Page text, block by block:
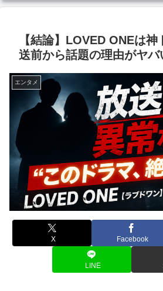
【結論】LOVED ONEは
送前から話題の理由がヤバ
エンタメ
X Facebook
LINE